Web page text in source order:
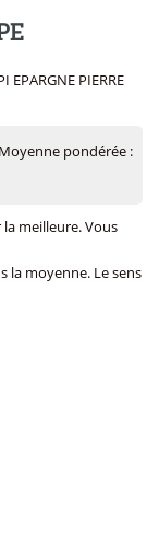
PIERRE
Moyenne pondérée :
meilleure. Vous
la moyenne. Le sens